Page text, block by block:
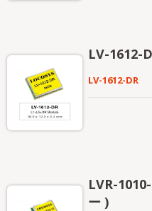
LV-1612-
LV-1612-DR
LVR-
ー )